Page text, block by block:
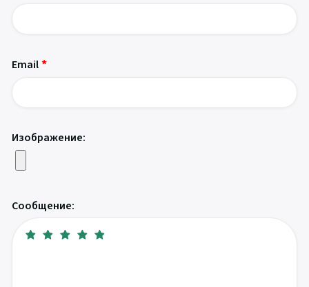
Email*
Изображение:
Сообщение: